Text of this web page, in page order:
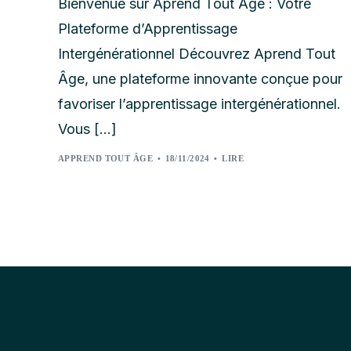
Bienvenue sur Aprend Tout Âge : Votre
Plateforme d’Apprentissage
Intergénérationnel Découvrez Aprend Tout
Âge, une plateforme innovante conçue pour
favoriser l’apprentissage intergénérationnel.
Vous […]
APPREND TOUT ÂGE 18/11/2024 LIRE